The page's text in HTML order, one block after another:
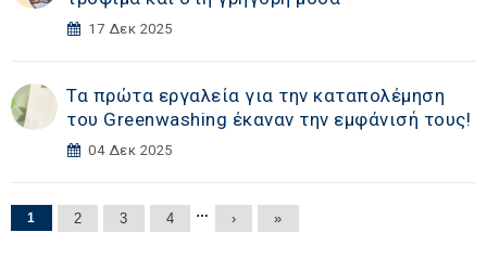
17 Δεκ 2025
Τα πρώτα εργαλεία για την καταπολέμηση
του Greenwashing έκαναν την εμφάνισή τους!
04 Δεκ 2025
Σελίδες
1 2 3 4 … › »